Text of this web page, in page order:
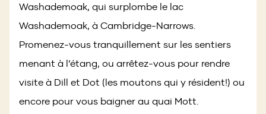
Washademoak, qui surplombe le lac
Washademoak, à Cambridge-Narrows.
Promenez-vous tranquillement sur les sentiers
menant à l’étang, ou arrêtez-vous pour rendre
visite à Dill et Dot (les moutons qui y résident!) ou
encore pour vous baigner au quai Mott.